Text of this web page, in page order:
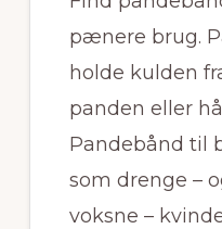
pænere brug.
holde kulden
panden eller
Pandebånd til
som drenge –
voksne –